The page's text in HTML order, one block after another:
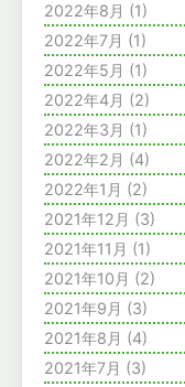
2022年8月 (1)
2022年7月 (1)
2022年5月 (1)
2022年4月 (2)
2022年3月 (1)
2022年2月 (4)
2022年1月 (2)
2021年12月 (3)
2021年11月 (1)
2021年10月 (2)
2021年9月 (3)
2021年8月 (4)
2021年7月 (3)